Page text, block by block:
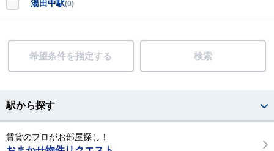
湯田中駅(0)
希望条件を指定する 検索
駅から探す
賃貸のプロがお部屋探し！